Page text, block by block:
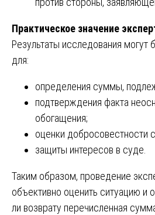
Практическое значение
Результаты исследования могут
для:
определения суммы,
подтверждения факта
обогащения;
оценки добросовестности
защиты интересов в суде.
Таким образом, проведение
объективно оценить ситуацию и
ли возврату перечисленная